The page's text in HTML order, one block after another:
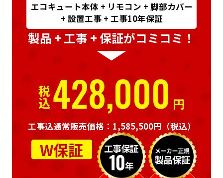
エコキュート本体 + リモコン + 脚部カバー
+ 設置工事 + 工事10年保証
製品 + 工事 + 保証がコミコミ！
W保証
税込428,000 円
工事込通常販売価格：1,585,500円 （税込）